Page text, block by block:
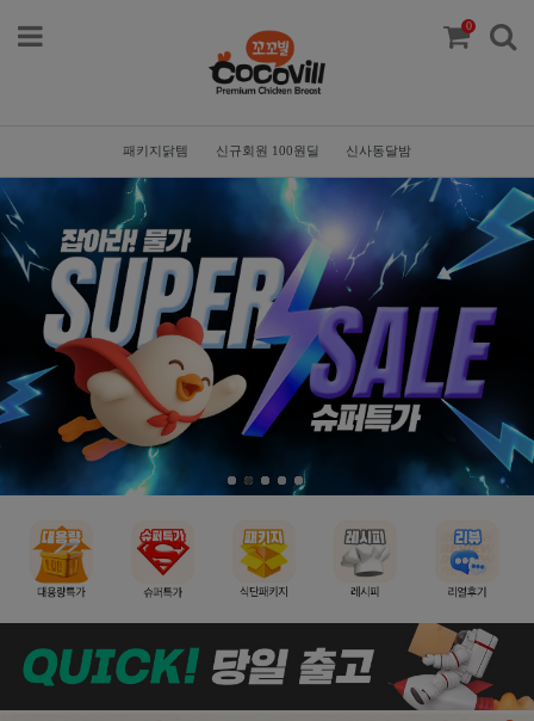
0
패키지닭템 신규회원 100원딜 신사동달밤